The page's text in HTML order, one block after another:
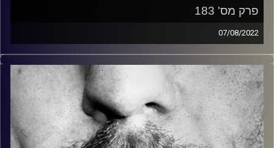
פרק מס' 183
07/08/2022
זיפים, מוזיקה מחוספסת של הופעות חיות. הרבה ג'אם, רוק,
בלוז, bluegrass, ג'אז, Fאנק, פרוגרסיב ואפילו אלקטרוניקה.
כל מה שחי, אמיתי ונושם.
עם שמוליק רגב.
קרדיט תמונות: David Goehring